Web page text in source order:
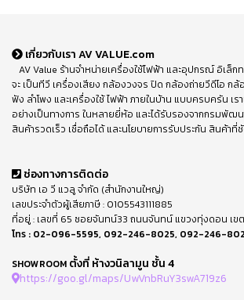
เกี่ยวกับเรา AV VALUE.com
AV Value ร้านจำหน่ายเครื่องใช้ไฟฟ้า และอุปกรณ์ อิเล็
จะ เป็นทีวี เครื่องเสียง กล้องวงจร ปิด กล้องถ่ายวีดีโอ ก
ฟัง ลำโพง และเครื่องใช้ ไฟฟ้า ภายในบ้าน แบบครบครัน เ
อย่างเป็นทางการ ในหลายยี่ห้อ และได้รับรองจากกรมพัฒ
สินค้ารวดเร็ว เชื่อถือได้ และนโยบายการรับประกัน สินค้าที่
ช่องทางการติดต่อ
บริษัท เอ วี แวลู จำกัด (สำนักงานใหญ่)
เลขประจำตัวผู้เสียภาษี : 0105543111885
ที่อยู่ : เลขที่ 65 ซอยจันทน์33 ถนนจันทน์ แขวงทุ่งดอน เข
โทร : 02-096-5595, 092-246-8025, 092-246-
SHOWROOM ตั้งที่ ห้างวนิลามูน ชั้น 4
https://goo.gl/maps/UwVnbRuY3swA719z6